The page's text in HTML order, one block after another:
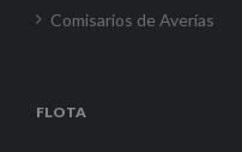
Comisarios de Averías
FLOTA